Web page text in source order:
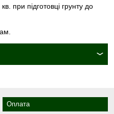
при підготовці грунту до
Оплата